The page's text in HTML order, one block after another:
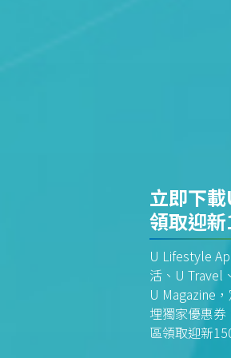
立即下
領取迎新
U Lifestyle
活、U Travel
U Magazine
埋獨家優惠
區領取迎新